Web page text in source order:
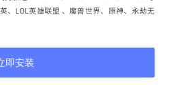
、LOL英雄联盟 、魔兽世界、原神、永劫无
即安装